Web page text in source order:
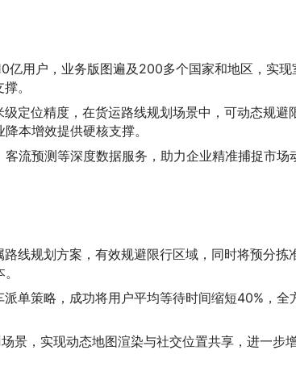
亿用户，业务版图遍及200多个国家和地区，实现
。
定位精度，在货运路线规划场景中，可动态规避
本增效提供硬核支撑。
流预测等深度数据服务，助力企业精准捕捉市场
线规划方案，有效规避限行区域，同时将预分拣
单策略，成功将用户平均等待时间缩短40%，全
景，实现动态地图渲染与社交位置共享，进一步